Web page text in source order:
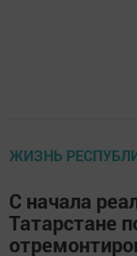
ЖИЗНЬ
С начала
Татарстане